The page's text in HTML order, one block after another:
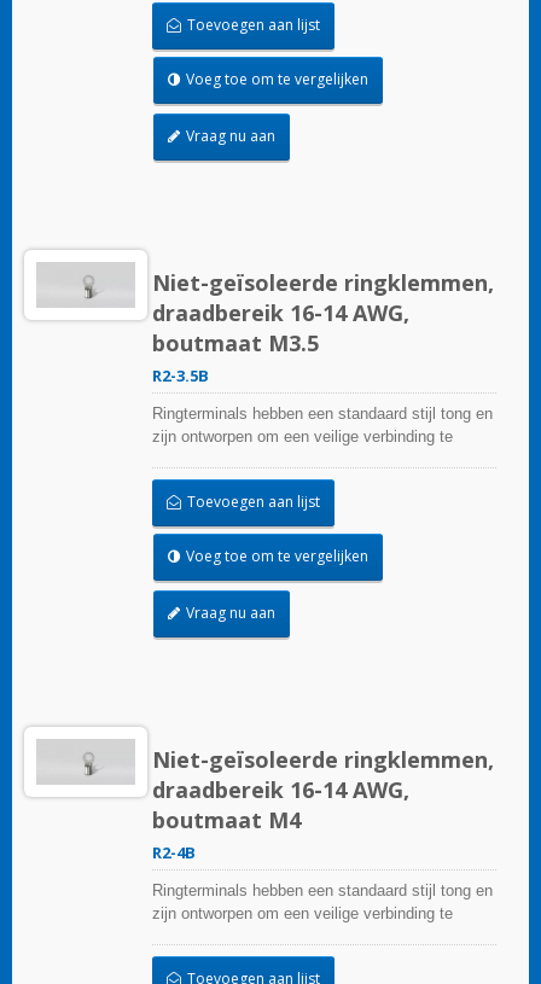
Toevoegen aan lijst
Voeg toe om te vergelijken
Vraag nu aan
Niet-geïsoleerde ringklemmen,
draadbereik 16-14 AWG,
boutmaat M3.5
R2-3.5B
Ringterminals hebben een standaard stijl tong en
zijn ontworpen om een veilige verbinding te
Toevoegen aan lijst
Voeg toe om te vergelijken
Vraag nu aan
Niet-geïsoleerde ringklemmen,
draadbereik 16-14 AWG,
boutmaat M4
R2-4B
Ringterminals hebben een standaard stijl tong en
zijn ontworpen om een veilige verbinding te
Toevoegen aan lijst